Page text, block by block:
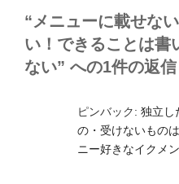
“メニューに載せな
い！できることは書
ない” への1件の返信
ピンバック: 独立し
の・受けないもの
ニー好きなイクメ